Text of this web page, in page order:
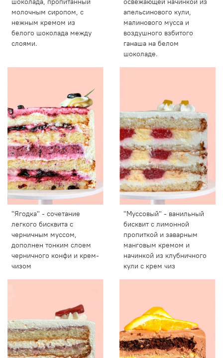
молочным сиропом, с
нежным кремом из
белого шоколада между
слоями.
апельсинового кули,
малинового мусса и
воздушного взбитого
ганаша на белом
шоколаде.
"Ягодка" - сочетание
легкого бисквита с
черничным муссом,
дополнен тонким слоем
черничного конфи и крем-
чизом
"Муссовый" - ванильный
бисквит с лимонной
пропиткой и заварным
манговым кремом и
начинкой из клубничного
кули с крем чиз